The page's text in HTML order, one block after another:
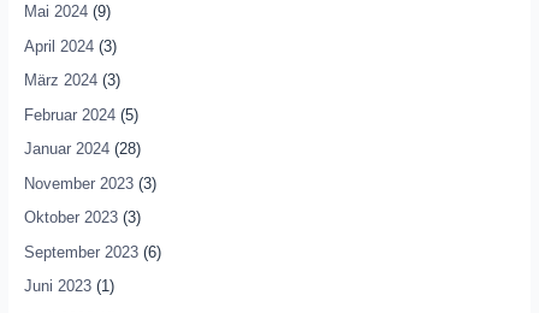
Mai 2024(9)
April 2024(3)
März 2024(3)
Februar 2024(5)
Januar 2024(28)
November 2023(3)
Oktober 2023(3)
September 2023(6)
Juni 2023(1)